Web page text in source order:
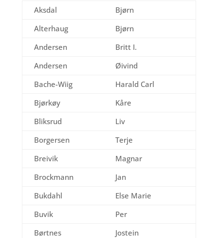
Aksdal
Bjørn
Alterhaug
Bjørn
Andersen
Britt I.
Andersen
Øivind
Bache-Wiig
Harald Carl
Bjørkøy
Kåre
Bliksrud
Liv
Borgersen
Terje
Breivik
Magnar
Brockmann
Jan
Bukdahl
Else Marie
Buvik
Per
Børtnes
Jostein